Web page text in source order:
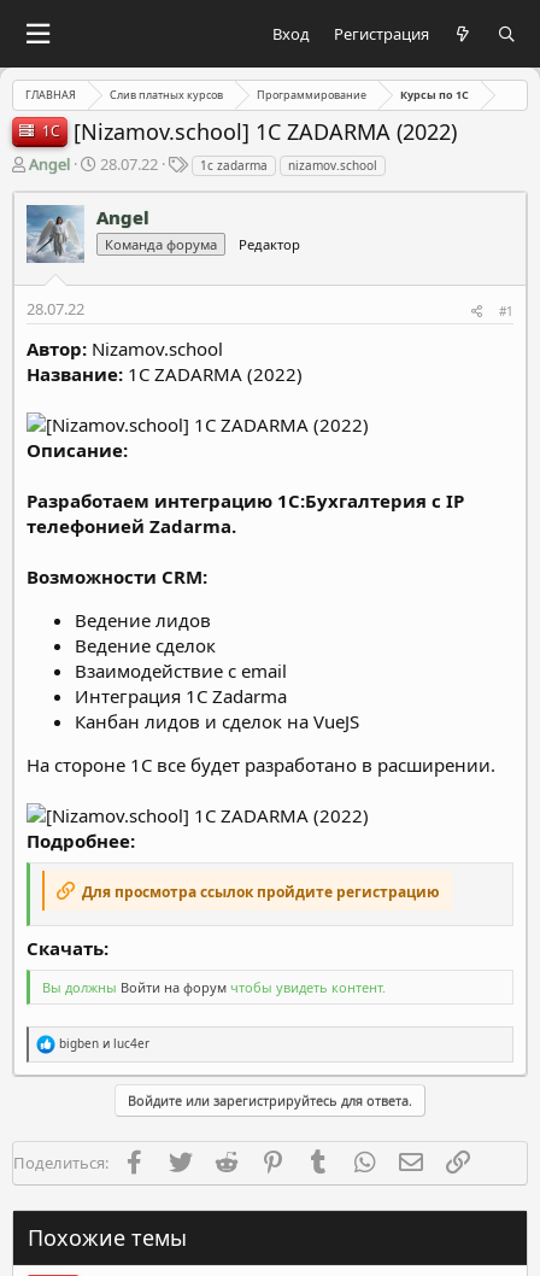
Вход Регистрация
ГЛАВНАЯ Слив платных курсов Программирование Курсы по 1C
1C [Nizamov.school] 1С ZADARMA (2022)
А
т
о
р
е
м
Angel
Д
а
н
ч
а
28.07.22
Т
и
1с zadarma nizamov.school
Angel
Команда форума Редактор
28.07.22 #1
Автор: Nizamov.school
Название: 1С ZADARMA (2022)
Описание:
Разработаем интеграцию 1С:Бухгалтерия с IP
телефонией Zadarma.
Возможности CRM:
Ведение лидов
Ведение сделок
Взаимодействие с email
Интеграция 1С Zadarma
Канбан лидов и сделок на VueJS
На стороне 1С все будет разработано в расширении.
Подробнее:
Для просмотра ссылок пройдите регистрацию
Скачать:​
Вы должны Войти на форум чтобы увидеть контент.
Р
е
а
и
:
bigben и luc4er
Войдите или зарегистрируйтесь для ответа.
Поделиться: FacebookTwitter Reddit PinterestTumblr WhatsAppЭлектронная
Похожие темы